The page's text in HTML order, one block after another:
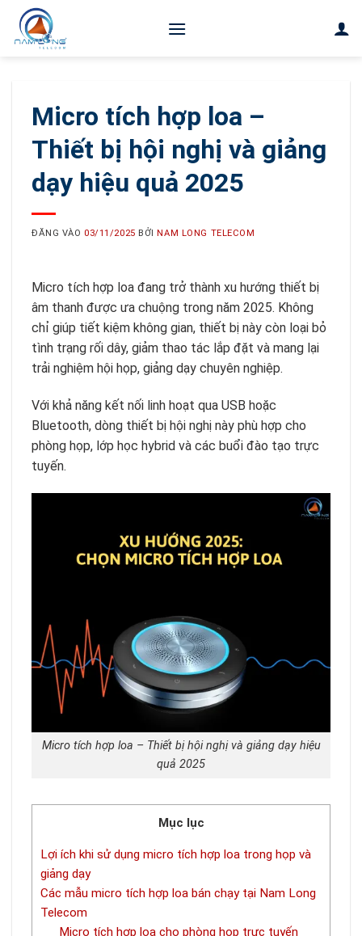
nội
Micro tích hợp loa –
Thiết bị hội nghị và giảng
dạy hiệu quả 2025
ĐĂNG VÀO 03/11/2025 BỞINAM LONG TELECOM
Micro tích hợp loa đang trở thành xu hướng thiết bị
âm thanh được ưa chuộng trong năm 2025. Không
chỉ giúp tiết kiệm không gian, thiết bị này còn loại bỏ
tình trạng rối dây, giảm thao tác lắp đặt và mang lại
trải nghiệm hội họp, giảng dạy chuyên nghiệp.
Với khả năng kết nối linh hoạt qua USB hoặc
Bluetooth, dòng thiết bị hội nghị này phù hợp cho
phòng họp, lớp học hybrid và các buổi đào tạo trực
tuyến.
Micro tích hợp loa – Thiết bị hội nghị và giảng dạy hiệu
quả 2025
Mục lục
Lợi ích khi sử dụng micro tích hợp loa trong họp và
giảng dạy
Các mẫu micro tích hợp loa bán chạy tại Nam Long
Telecom
Micro tích hợp loa cho phòng họp trực tuyến